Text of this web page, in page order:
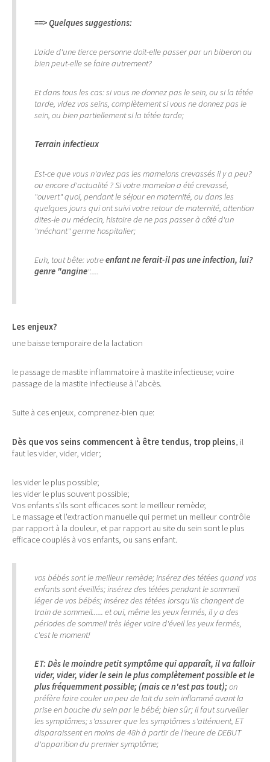
==> Quelques suggestions:
L'aide d'une tierce personne doit-elle passer par un biberon ou
bien peut-elle se faire autrement?
Et dans tous les cas: si vous ne donnez pas le sein, ou si la tétée
tarde, videz vos seins, complètement si vous ne donnez pas le
sein, ou bien partiellement si la tétée tarde;
Terrain infectieux
Est-ce que vous n'aviez pas les mamelons crevassés il y a peu?
ou encore d'actualité ? Si votre mamelon a été crevassé,
"ouvert" quoi, pendant le séjour en maternité, ou dans les
quelques jours qui ont suivi votre retour de maternité, attention
dites-le au médecin, histoire de ne pas passer à côté d'un
"méchant" germe hospitalier;
Euh, tout bête: votreenfant ne ferait-il pas une infection, lui?
genre "angine".....
Les enjeux?
une baisse temporaire de la lactation
le passage de mastite inflammatoire à mastite infectieuse; voire
passage de la mastite infectieuse à l'abcès.
Suite à ces enjeux, comprenez-bien que:
Dès que vos seins commencent à être tendus, trop pleins, il
faut les vider, vider, vider;
les vider le plus possible;
les vider le plus souvent possible;
Vos enfants s'ils sont efficaces sont le meilleur remède;
Le massage et l'extraction manuelle qui permet un meilleur contrôle
par rapport à la douleur, et par rapport au site du sein sont le plus
efficace couplés à vos enfants, ou sans enfant.
vos bébés sont le meilleur remède; insérez des tétées quand vos
enfants sont éveillés; insérez des tétées pendant le sommeil
léger de vos bébés; insérez des tétées lorsqu'ils changent de
train de sommeil...... et oui, même les yeux fermés, il y a des
périodes de sommeil très léger voire d'éveil les yeux fermés,
c'est le moment!
ET: Dès le moindre petit symptôme qui apparaît, il va falloir
vider, vider, vider le sein le plus complètement possible et le
plus fréquemment possible; (mais ce n'est pas tout);on
préfère faire couler un peu de lait du sein inflammé avant la
prise en bouche du sein par le bébé; bien sûr; il faut surveiller
les symptômes; s'assurer que les symptômes s'atténuent, ET
disparaissent en moins de 48h à partir de l'heure de DEBUT
d'apparition du premier symptôme;